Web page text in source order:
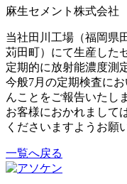
麻生セメント株式会社
当社田川工場（福岡県
苅田町）にて生産した
定期的に放射能濃度測
今般7月の定期検査に
んことをご報告いたし
お客様におかれまして
くださいますようお願
一覧へ戻る